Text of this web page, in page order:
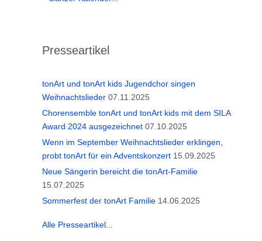
Presseartikel
tonArt und tonArt kids Jugendchor singen
Weihnachtslieder 07.11.2025
Chorensemble tonArt und tonArt kids mit dem SILA
Award 2024 ausgezeichnet 07.10.2025
Wenn im September Weihnachtslieder erklingen,
probt tonArt für ein Adventskonzert 15.09.2025
Neue Sängerin bereicht die tonArt-Familie
15.07.2025
Sommerfest der tonArt Familie 14.06.2025
Alle Presseartikel...